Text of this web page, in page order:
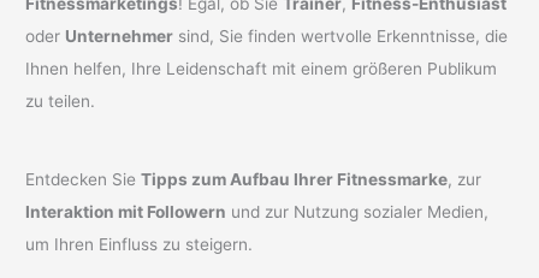
oder Unternehmer sind, Sie finden wertvolle Erkenntnisse, die
Ihnen helfen, Ihre Leidenschaft mit einem größeren Publikum
zu teilen.
Entdecken SieTipps zum Aufbau Ihrer Fitnessmarke, zur
Interaktion mit Followern und zur Nutzung sozialer Medien,
um Ihren Einfluss zu steigern.